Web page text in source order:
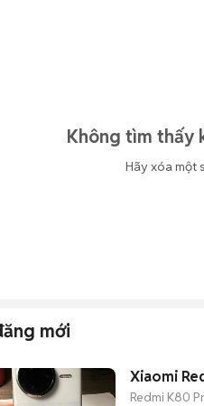
Không tìm thấy
Hãy xóa một
mới
Xiaomi
Redmi K80